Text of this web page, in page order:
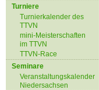
Turniere
Turnierkalender des
TTVN
mini-Meisterschaften
im TTVN
TTVN-Race
Seminare
Veranstaltungskalender
Niedersachsen